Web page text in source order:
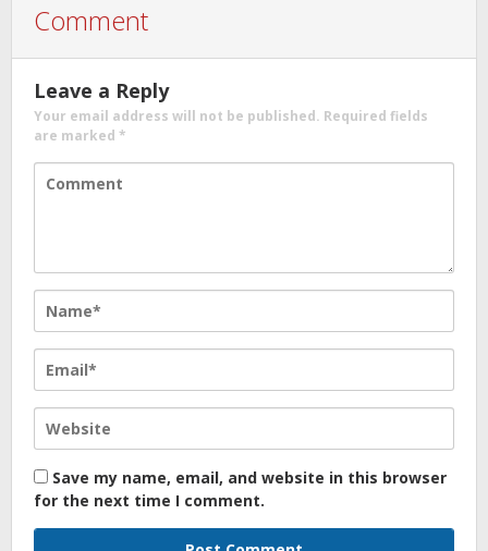
Comment
Leave a Reply
Your email address will not be published. Required fields
are marked *
Save my name, email, and website in this browser
for the next time I comment.